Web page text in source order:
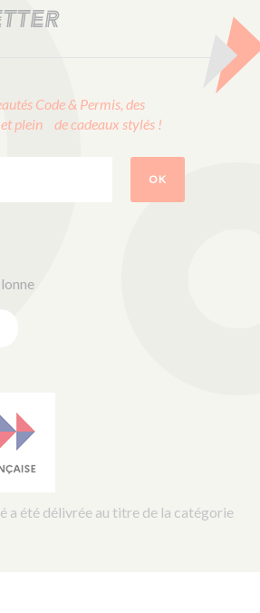
Code & Permis, des
plein de cadeaux stylés !
OK
a été délivrée au titre de la catégorie